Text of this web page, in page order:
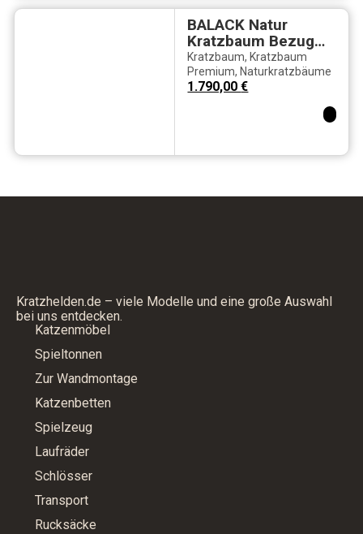
BALACK Natur
Kratzbaum Bezug
aus Kunstleder mit
Sandoptik
Kratzbaum, Kratzbaum
Premium, Naturkratzbäume
1.790,00€
Kratzhelden.de – viele Modelle und eine große Auswahl
bei uns entdecken.
Katzenmöbel
Spieltonnen
Zur Wandmontage
Katzenbetten
Spielzeug
Laufräder
Schlösser
Transport
Rucksäcke